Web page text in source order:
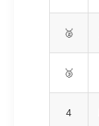
🥈
🥉
4